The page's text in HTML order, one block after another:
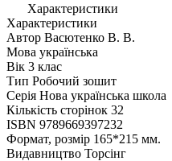
Характеристики
Характеристики
Автор Васютенко В. В.
Мова українська
Вік 3 клас
Тип Робочий зошит
Серія Нова українська школа
Кількість сторінок 32
ISBN 9789669397232
Формат, розмір 165*215 мм.
Видавництво Торсiнг